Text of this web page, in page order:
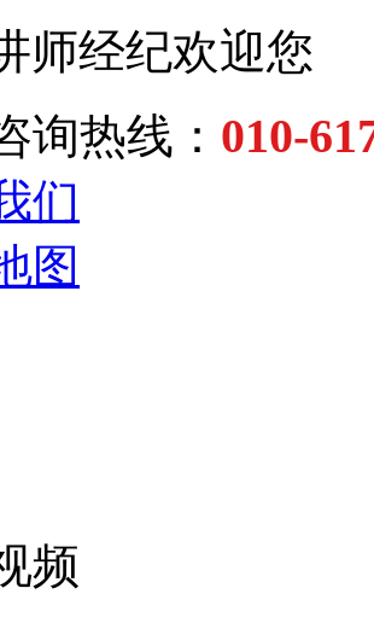
师经纪欢迎您
询热线： 010-
们
图
频